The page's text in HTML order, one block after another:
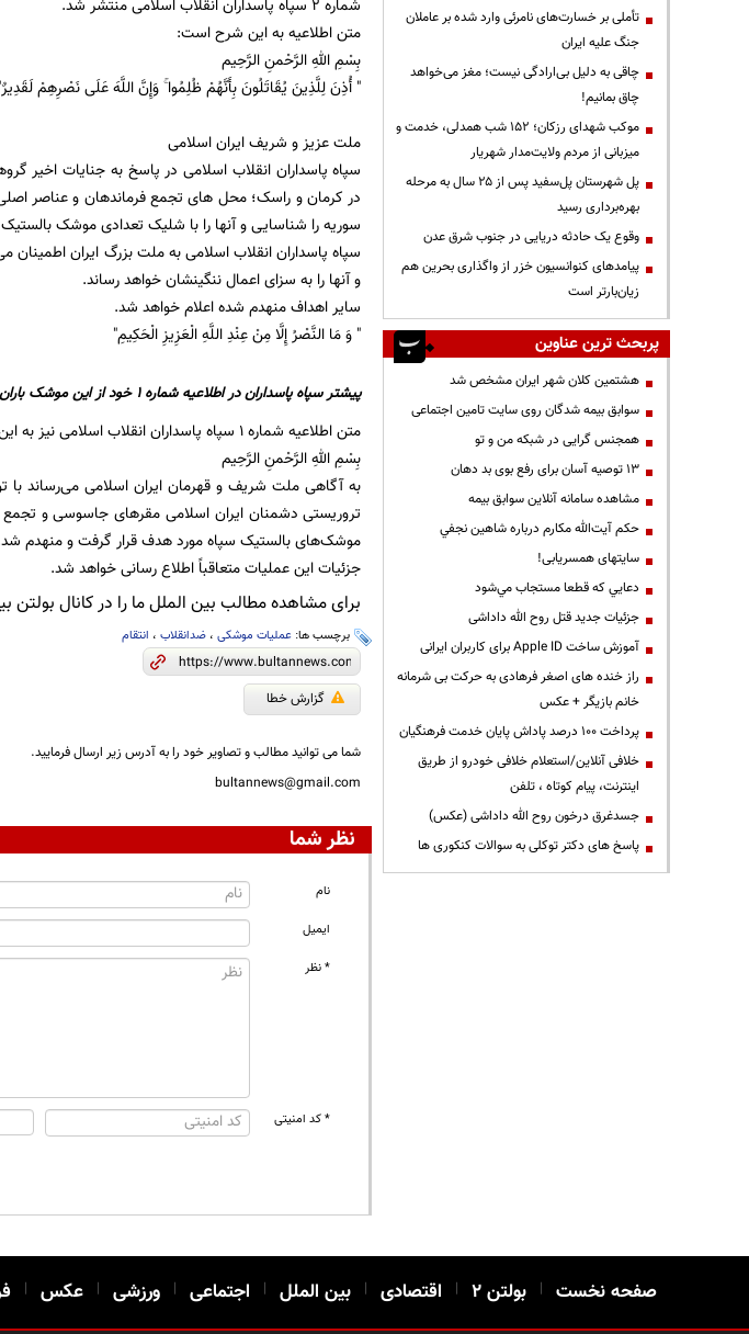
شماره 2 سپاه پاسداران انقلاب اسلامی منتشر شد.
متن اطلاعیه به این شرح است:
بِسْمِ اللهِ الرَّحْمنِ الرَّحِیم
" أُذِنَ لِلَّذِینَ یُقَاتَلُونَ بِأَنَّهُمْ ظُلِمُوا ۚ وَإِنَّ اللَّهَ عَلَى نَصْرِهِمْ
ملت عزیز و شریف ایران اسلامی
سپاه پاسداران انقلاب اسلامی در پاسخ به جنایات اخیر
در کرمان و راسک؛ محل های تجمع فرماندهان و عناصر
سوریه را شناسایی و آنها را با شلیک تعدادی موشک
سپاه پاسداران انقلاب اسلامی به ملت بزرگ ایران
و آنها را به سزای اعمال ننگینشان خواهد رساند.
سایر اهداف منهدم شده اعلام خواهد شد.
" وَ مَا النَّصْرُ إِلَّا مِنْ عِنْدِ اللَّهِ الْعَزِیزِ الْحَکِیمِ"
پیشتر سپاه پاسداران در اطلاعیه شماره 1 خود از این موشک باران خبر داده بود.
متن اطلاعیه شماره 1 سپاه پاسداران انقلاب اسلامی نیز به این شرح است :
بِسْمِ اللهِ الرَّحْمنِ الرَّحِیم
به آگاهی ملت شریف و قهرمان ایران اسلامی می‌رساند
تروریستی دشمنان ایران اسلامی مقرهای جاسوسی و
موشک‌های بالستیک سپاه مورد هدف قرار گرفت و منهدم
جزئیات این عملیات متعاقباً اطلاع رسانی خواهد شد.
برای مشاهده مطالب بین الملل ما را در کانال بولتن
برچسب ها: عملیات موشکی، ضدانقلاب، انتقام
گزارش خطا
شما می توانید مطالب و تصاویر خود را به آدرس زیر ارسال فرمایید.
bultannews@gmail.com
نظر شما
نام
ایمیل
* نظر
* کد امنیتی
تأملی بر خسارت‌های نامرئی وارد شده بر عاملان
جنگ علیه ایران
چاقی به دلیل بی‌ارادگی نیست؛ مغز می‌خواهد
چاق بمانیم!
موکب شهدای رزکان؛ ۱۵۲ شب همدلی، خدمت و
میزبانی از مردم ولایت‌مدار شهریار
پل شهرستان پل‌سفید پس از ۲۵ سال به مرحله
بهره‌برداری رسید
وقوع یک حادثه دریایی در جنوب شرق عدن
پیامدهای کنوانسیون خزر از واگذاری بحرین هم
زیان‌بارتر است
پربحث ترین عناوین
هشتمین کلان شهر ایران مشخص شد
سوابق بیمه شدگان روی سایت تامین اجتماعی
همجنس گرایی در شبکه من و تو
13 توصیه آسان برای رفع بوی بد دهان
مشاهده سامانه آنلاين سوابق بیمه
حكم آيت‌الله مكارم درباره شاهين نجفي
سایتهای همسریابی!
دعايي كه قطعا مستجاب مي‌شود
جزئیات جدید قتل روح الله داداشی
آموزش ساخت Apple ID برای کاربران ایرانی
راز خنده های اصغر فرهادی به حرکت بی شرمانه
خانم بازیگر + عکس
پرداخت ۱۰۰ درصد پاداش پایان خدمت فرهنگیان
خلافی آنلاین/استعلام خلافی خودرو از طریق
اینترنت، پیام کوتاه ، تلفن
جسدغرق درخون روح الله داداشی (عکس)
پاسخ های دکتر توکلی به سوالات کنکوری ها
صفحه نخست | بولتن ۲ | اقتصادی | بین الملل | اجتماعی | ورزشی | عکس |